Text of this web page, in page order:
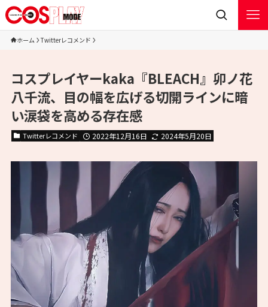
ホーム Twitterレコメンド
コスプレイヤーkaka『BLEACH』卯ノ花
八千流、目の幅を広げる切開ラインに暗
い涙袋を高める存在感
Twitterレコメンド 2022年12月16日 2024年5月20日